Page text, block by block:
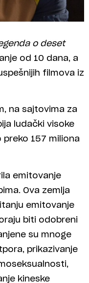
o deset
od 10 dana, a
filmova iz
na sajtovima za
ludački visoke
preko 157 miliona
emitovanje
Ova zemlja
emitovanje
biti odobreni
su mnoge
prikazivanje
kineske